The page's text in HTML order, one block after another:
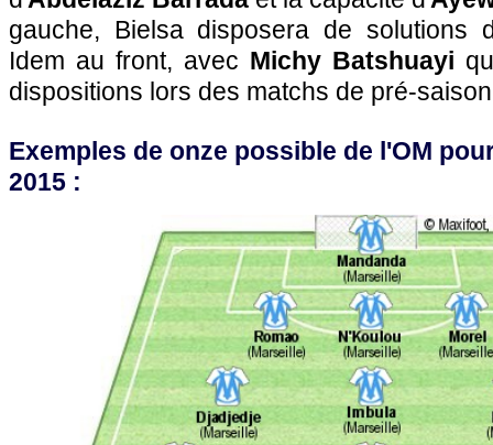
gauche, Bielsa disposera de solutions
Idem au front, avec Michy Batshuayi
dispositions lors des matchs de pré-
Exemples de onze possible de l'OM
2015 :